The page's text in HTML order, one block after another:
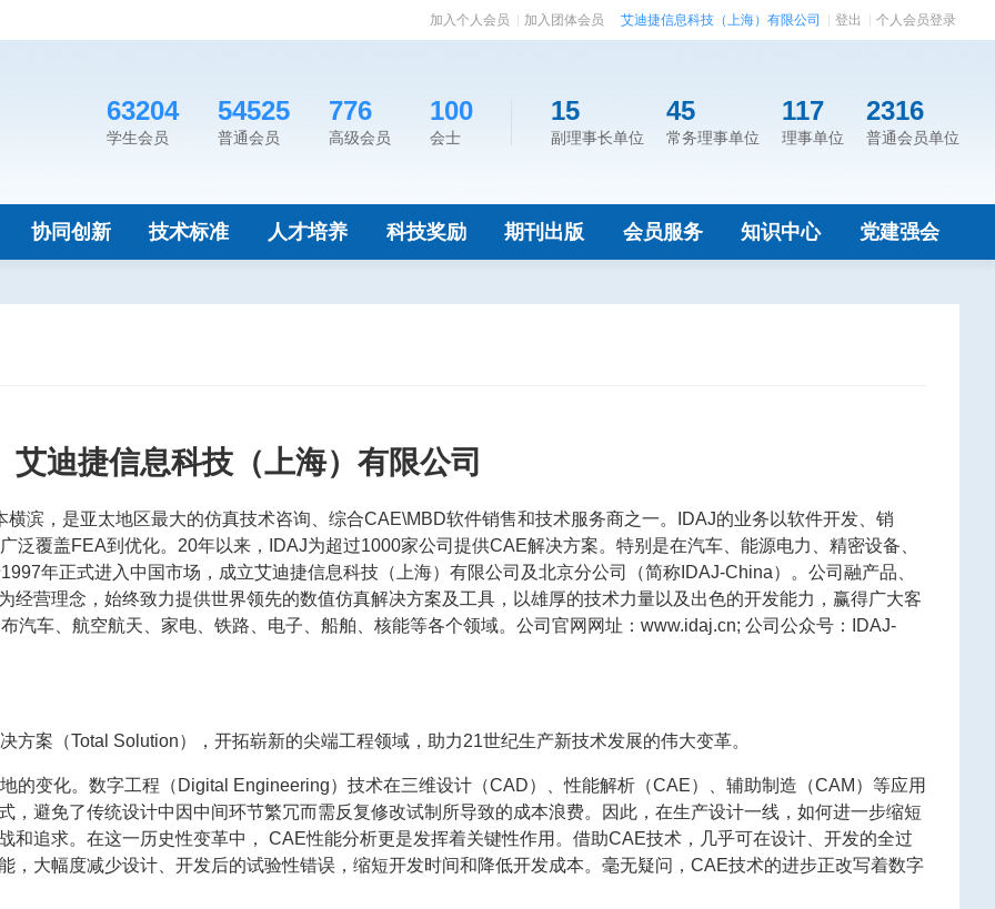
艾迪捷信息科技（上海）有限公司 登出 个人会员登录
加入个人会员 加入团体会员
63204
学生会员
54525
普通会员
776
高级会员
100
会士
15
副理事长单位
45
常务理事单位
117
理事单位
2316
普通会员单位
协同创新 技术标准 人才培养 科技奖励 期刊出版 会员服务 知识中心 党建强会
艾迪捷信息科技（上海）有限公司
滨，是亚太地区最大的仿真技术咨询、综合CAE\MBD软件销售和技术服务商之一。IDAJ的业务以软件开发、销
泛覆盖FEA到优化。20年以来，IDAJ为超过1000家公司提供CAE解决方案。特别是在汽车、能源电力、精密设备、
年正式进入中国市场，成立艾迪捷信息科技（上海）有限公司及北京分公司（简称IDAJ-China）。公司融产品、
经营理念，始终致力提供世界领先的数值仿真解决方案及工具，以雄厚的技术力量以及出色的开发能力，赢得广大客
汽车、航空航天、家电、铁路、电子、船舶、核能等各个领域。公司官网网址： www.idaj.cn; 公司公众号：IDAJ-
方案（Total Solution），开拓崭新的尖端工程领域，助力21世纪生产新技术发展的伟大变革。
的变化。数字工程（Digital Engineering）技术在三维设计（CAD）、性能解析（CAE）、辅助制造（CAM）等应用
，避免了传统设计中因中间环节繁冗而需反复修改试制所导致的成本浪费。因此，在生产设计一线，如何进一步缩短
和追求。在这一历史性变革中， CAE性能分析更是发挥着关键性作用。借助CAE技术，几乎可在设计、开发的全过
，大幅度减少设计、开发后的试验性错误，缩短开发时间和降低开发成本。毫无疑问，CAE技术的进步正改写着数字